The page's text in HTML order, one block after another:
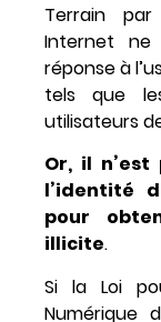
Terrain par
Internet ne
réponse à
tels que
utilisateurs
Or, il
l’identité
pour
illicite.
Si la Loi
Numérique